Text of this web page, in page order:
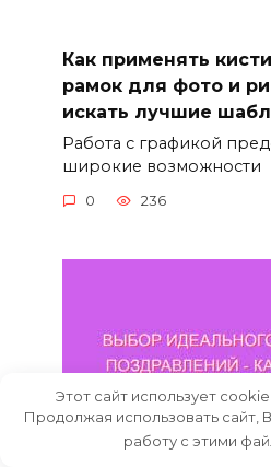
Как применять
рамок для фото и
искать лучшие
Работа с графикой
широкие возможности
0 236
Этот сайт использует
Продолжая использовать сайт,
работу с этими